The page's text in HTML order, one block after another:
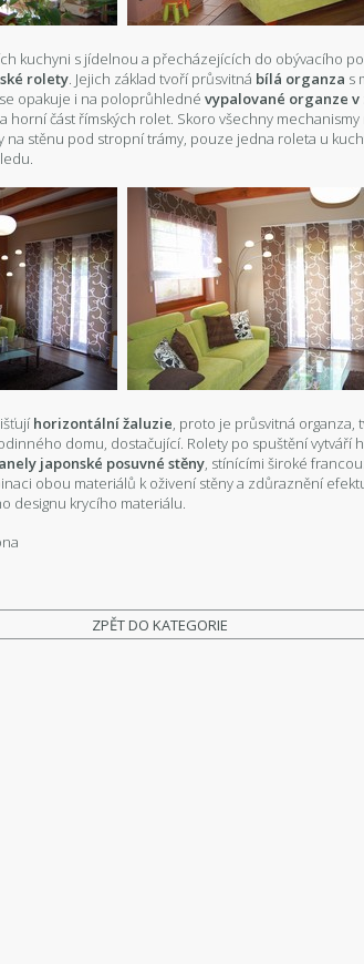
kuchyni s jídelnou a přecházejících do obývacího
rolety. Jejich základ tvoří průsvitná bílá organza s
opakuje i na poloprůhlednévypalované organze
horní část římských rolet. Skoro všechny
na stěnu pod stropní trámy, pouze jedna roleta u
horizontální žaluzie, proto je průsvitná organza,
domu, dostačující. Rolety po spuštění vytváří
japonské posuvné stěny, stínícími široké
obou materiálů k oživení stěny a zdůraznění
designu krycího materiálu.
ZPĚT DO KATEGORIE